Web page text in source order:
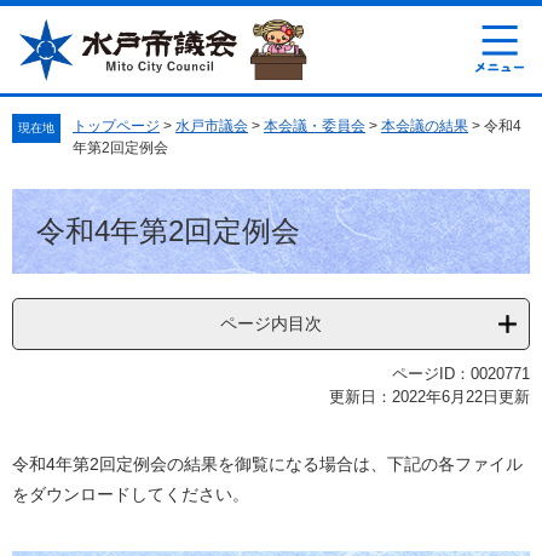
ペ
先
頭
す
メ
を
飛
し
文
現在地 トップページ > 水戸市議会 > 本会議・委員会 > 本会議の結果 > 令和4
年第2回定例会
令和4年第2回定例会
ページ内目次
ページID：0020771
更新日：2022年6月22日更新
令和4年第2回定例会の結果を御覧になる場合は、下記の各ファイル
をダウンロードしてください。